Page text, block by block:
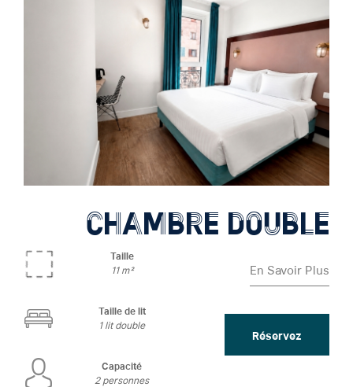
CHAMBRE DOUBLE
Taille
11 m²
Taille de lit
1 lit double
Capacité
2 personnes
En Savoir Plus
Réservez